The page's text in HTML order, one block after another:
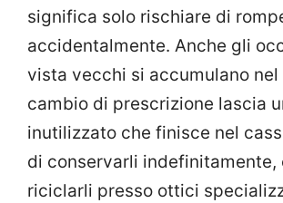
significa solo rischiare di
accidentalmente. Anche gli
vista vecchi si accumulano
cambio di prescrizione lascia
inutilizzato che finisce nel
di conservarli indefinitamente,
riciclarli presso ottici